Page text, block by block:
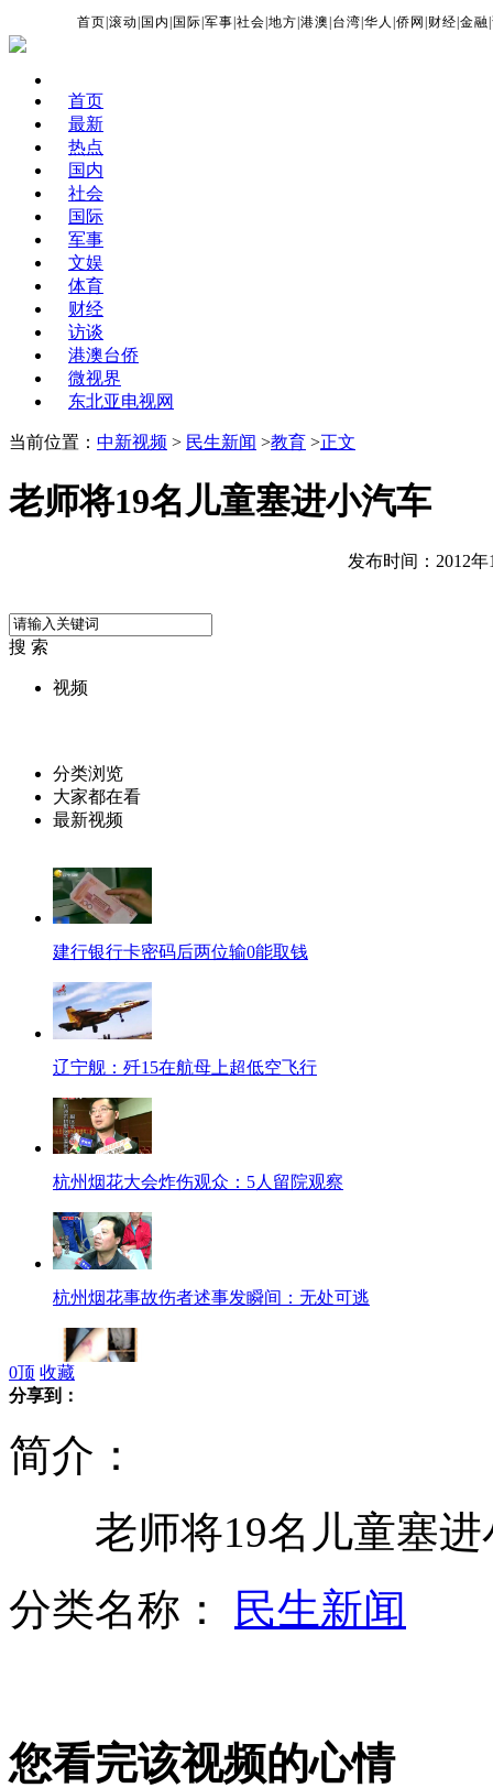
首页 |滚动 国内 国际 |军事 |社会 |地方 |港澳 台湾 |华人 |侨网 财经 |金融 |
首页
最新
热点
国内
社会
国际
军事
文娱
体育
财经
访谈
港澳台侨
微视界
东北亚电视网
当前位置： 中新视频 > 民生新闻 >教育 >正文
老师将19名儿童塞进小汽车
发布时间：2012年
搜 索
视频
分类浏览
大家都在看
最新视频
建行银行卡密码后两位输0能取钱
辽宁舰：歼15在航母上超低空飞行
杭州烟花大会炸伤观众：5人留院观察
杭州烟花事故伤者述事发瞬间：无处可逃
武汉史上最大车展 十米高空秀车技
Ella讲述奶奶"老年痴呆"的故事
0顶 收藏
分享到：
简介：
老师将19名儿童塞进
分类名称：
民生新闻
您看完该视频的心情